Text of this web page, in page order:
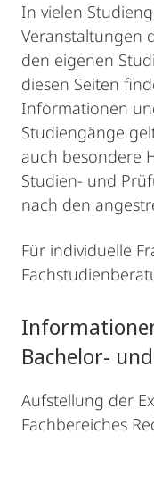
In vielen
Veranstaltungen
den eigenen
diesen Seiten
Informationen
Studiengänge
auch besondere
Studien- und
nach den
Für individuelle
Bachelor-
Aufstellung der
Fachbereiches